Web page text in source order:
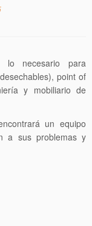
lo necesario para
point of
y mobiliario de
un equipo
a sus problemas y